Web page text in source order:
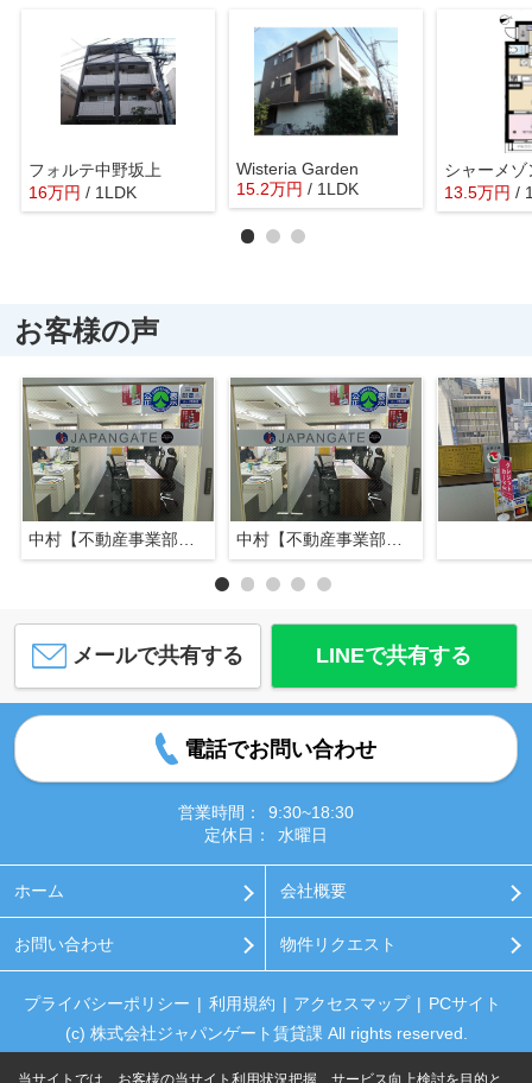
フォルテ中野坂上
16万円 / 1LDK
Wisteria Garden
15.2万円 / 1LDK
シャーメゾ
13.5万円 /
お客様の声
メールで共有する LINEで共有する
電話でお問い合わせ
営業時間：
9:30~18:30
定休日：
水曜日
ホーム 会社概要
お問い合わせ 物件リクエスト
プライバシーポリシー 利用規約 アクセスマップ
PCサイト
(c) 株式会社ジャパンゲート賃貸課 All rights reserved.
当サイトでは、お客様の当サイト利用状況把握、サービス向上検討を目的と